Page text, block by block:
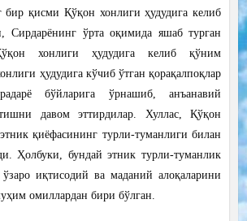
бир қисми Қўқон хонлиги ҳудудига келиб
Сирдарёнинг ўрта оқимида яшаб турган
хонлиги ҳудудига келиб қўним
ҳудудига кўчиб ўтган қорақалпоқлар
бўйларига ўрнашиб, анъанавий
давом эттирдилар. Хуллас, Қўқон
қиёфасининг турли-туманлиги билан
Ҳолбуки, бундай этник турли-туманлик
иқтисодий ва маданий алоқаларини
омиллардан бири бўлган.